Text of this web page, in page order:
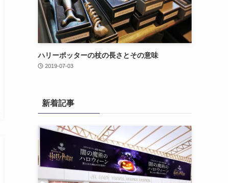
ハリーポッターの杖の長さとその意味
2019-07-03
新着記事